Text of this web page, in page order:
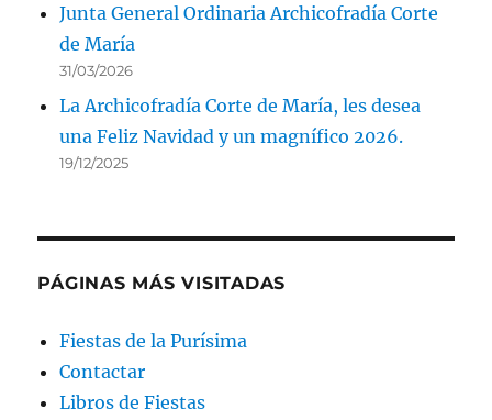
Junta General Ordinaria Archicofradía Corte
de María
31/03/2026
La Archicofradía Corte de María, les desea
una Feliz Navidad y un magnífico 2026.
19/12/2025
PÁGINAS MÁS VISITADAS
Fiestas de la Purísima
Contactar
Libros de Fiestas